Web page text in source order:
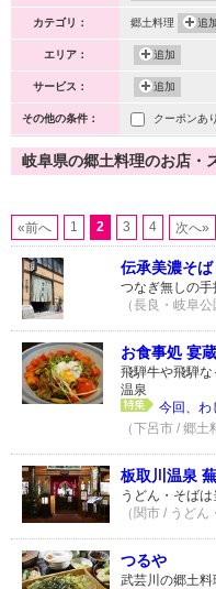
カテゴリ： 郷土料理 追
エリア： 追加
サービス： 追加
その他の条件： クーポンあり
岐阜県の郷土料理のお店・
«前へ 1 2 3 4 次へ»
伝承美濃そ
つなぎ無しの
（長良・岐阜
お食事処 宴蔵
飛騨牛や飛騨
温泉
今回、わ
（下呂市 / 郷土
板取川温泉
うどん・そば
（関市 / うどん
つるや
武芸川の郷土